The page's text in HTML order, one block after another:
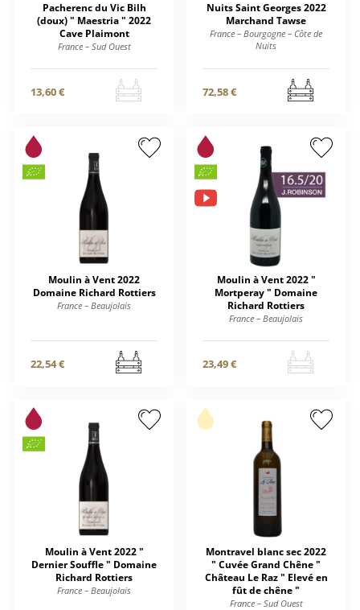
Pacherenc du Vic Bilh
(doux) " Maestria " 2022
Cave Plaimont
France – Sud Ouest
13,60 €
Nuits Saint Georges 2022
Marchand Tawse
France – Bourgogne – Côte de
Nuits
72,58 €
Moulin à Vent 2022
Domaine Richard Rottiers
France – Beaujolais
22,54 €
Moulin à Vent 2022 "
Mortperay " Domaine
Richard Rottiers
France – Beaujolais
23,49 €
Moulin à Vent 2022 "
Dernier Souffle " Domaine
Richard Rottiers
France – Beaujolais
Montravel blanc sec 2022
" Cuvée Grand Chêne "
Château Le Raz " Elevé en
fût de chêne "
France – Sud Ouest